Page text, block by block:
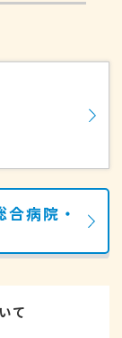
合病院・
て